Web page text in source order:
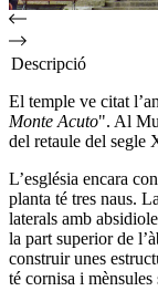
Descripció
El temple ve citat
Monte Acuto". Al
del retaule del segle
L’església encara
planta té tres naus.
laterals amb
la part superior de
construir unes
té cornisa i